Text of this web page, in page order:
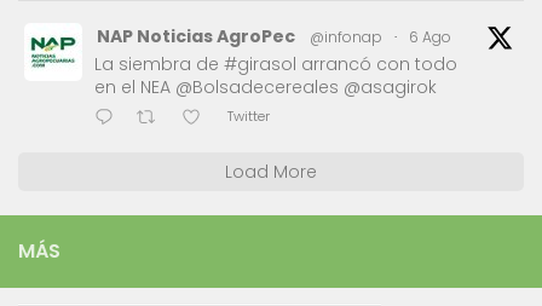
NAP Noticias AgroPec @infonap · 6 Ago
La siembra de #girasol arrancó con todo
en el NEA @Bolsadecereales @asagirok
Twitter
Load More
MÁS